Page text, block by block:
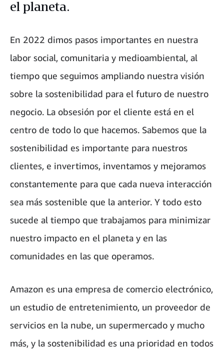
el planeta.
En 2022 dimos pasos importantes en nuestra
labor social, comunitaria y medioambiental, al
tiempo que seguimos ampliando nuestra visión
sobre la sostenibilidad para el futuro de nuestro
negocio. La obsesión por el cliente está en el
centro de todo lo que hacemos. Sabemos que la
sostenibilidad es importante para nuestros
clientes, e invertimos, inventamos y mejoramos
constantemente para que cada nueva interacción
sea más sostenible que la anterior. Y todo esto
sucede al tiempo que trabajamos para minimizar
nuestro impacto en el planeta y en las
comunidades en las que operamos.
Amazon es una empresa de comercio electrónico,
un estudio de entretenimiento, un proveedor de
servicios en la nube, un supermercado y mucho
más, y la sostenibilidad es una prioridad en todos